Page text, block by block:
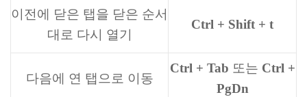
이전에 닫은 탭을 닫은 순서
대로 다시 열기
Ctrl + Shift + t
다음에 연 탭으로 이동
Ctrl + Tab 또는 Ctrl +
PgDn